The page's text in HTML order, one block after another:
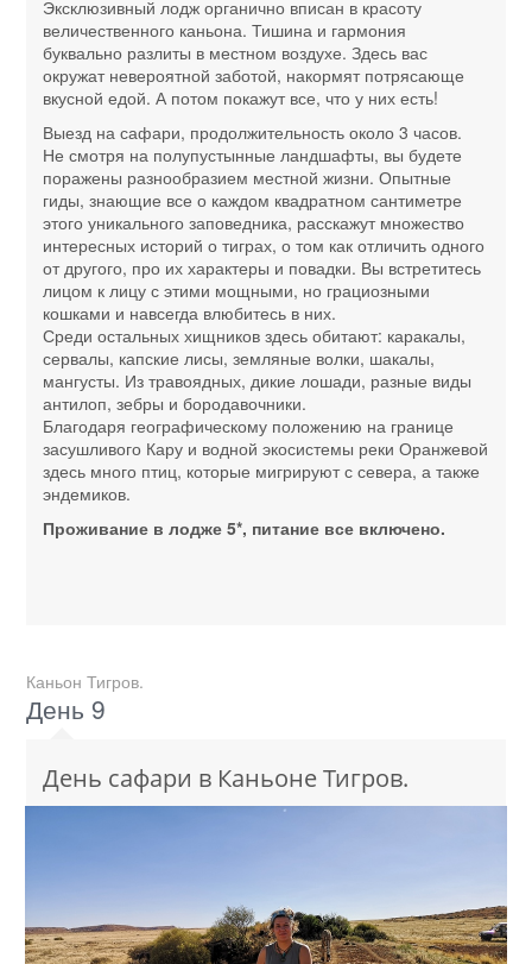
Эксклюзивный лодж органично вписан в красоту
величественного каньона. Тишина и гармония
буквально разлиты в местном воздухе. Здесь вас
окружат невероятной заботой, накормят потрясающе
вкусной едой. А потом покажут все, что у них есть!
Выезд на сафари, продолжительность около 3 часов.
Не смотря на полупустынные ландшафты, вы будете
поражены разнообразием местной жизни. Опытные
гиды, знающие все о каждом квадратном сантиметре
этого уникального заповедника, расскажут множество
интересных историй о тиграх, о том как отличить одного
от другого, про их характеры и повадки. Вы встретитесь
лицом к лицу с этими мощными, но грациозными
кошками и навсегда влюбитесь в них.
Среди остальных хищников здесь обитают: каракалы,
сервалы, капские лисы, земляные волки, шакалы,
мангусты. Из травоядных, дикие лошади, разные виды
антилоп, зебры и бородавочники.
Благодаря географическому положению на границе
засушливого Кару и водной экосистемы реки Оранжевой
здесь много птиц, которые мигрируют с севера, а также
эндемиков.
Проживание в лодже 5*, питание все включено.
Каньон Тигров.
День 9
День сафари в Каньоне Тигров.